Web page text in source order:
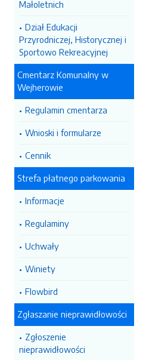
Małoletnich
Dział Edukacji
Przyrodniczej, Historycznej i
Sportowo Rekreacyjnej
Cmentarz Komunalny w
Wejherowie
Regulamin cmentarza
Wnioski i formularze
Cennik
Strefa płatnego parkowania
Informacje
Regulaminy
Uchwały
Winiety
Flowbird
Zgłaszanie nieprawidłowości
Zgłoszenie
nieprawidłowości